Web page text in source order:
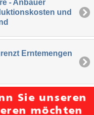
- Anbauer
und
Erntemengen